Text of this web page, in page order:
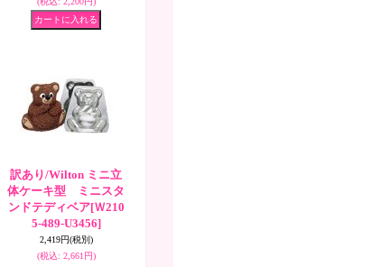
訳あり/Wilton ミニ立
体ケーキ型 ミニスタ
ンドテディベア[Ｗ210
5-489-U3456]
2,419円(税別)
(税込: 2,661円)